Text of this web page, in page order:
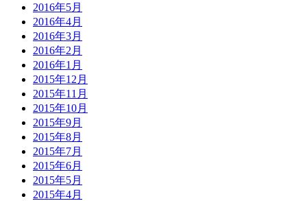
2016年5月
2016年4月
2016年3月
2016年2月
2016年1月
2015年12月
2015年11月
2015年10月
2015年9月
2015年8月
2015年7月
2015年6月
2015年5月
2015年4月